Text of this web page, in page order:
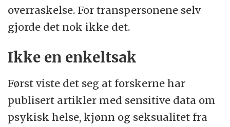
overraskelse. For transpersonene selv
gjorde det nok ikke det.
Ikke en enkeltsak
Først viste det seg at forskerne har
publisert artikler med sensitive data om
psykisk helse, kjønn og seksualitet fra